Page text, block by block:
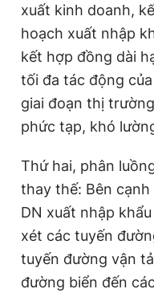
xuất kinh doanh,
hoạch xuất nhập
kết hợp đồng dài
tối đa tác động
giai đoạn thị
phức tạp, khó
Thứ hai, phân
thay thế: Bên cạnh
DN xuất nhập
xét các tuyến
tuyến đường vận
đường biển đến